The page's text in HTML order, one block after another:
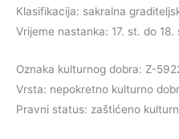
Klasifikacija: sakralna
Vrijeme nastanka: 17. st. do 18.
Oznaka kulturnog dobra: Z-
Vrsta: nepokretno kulturno
Pravni status: zaštićeno